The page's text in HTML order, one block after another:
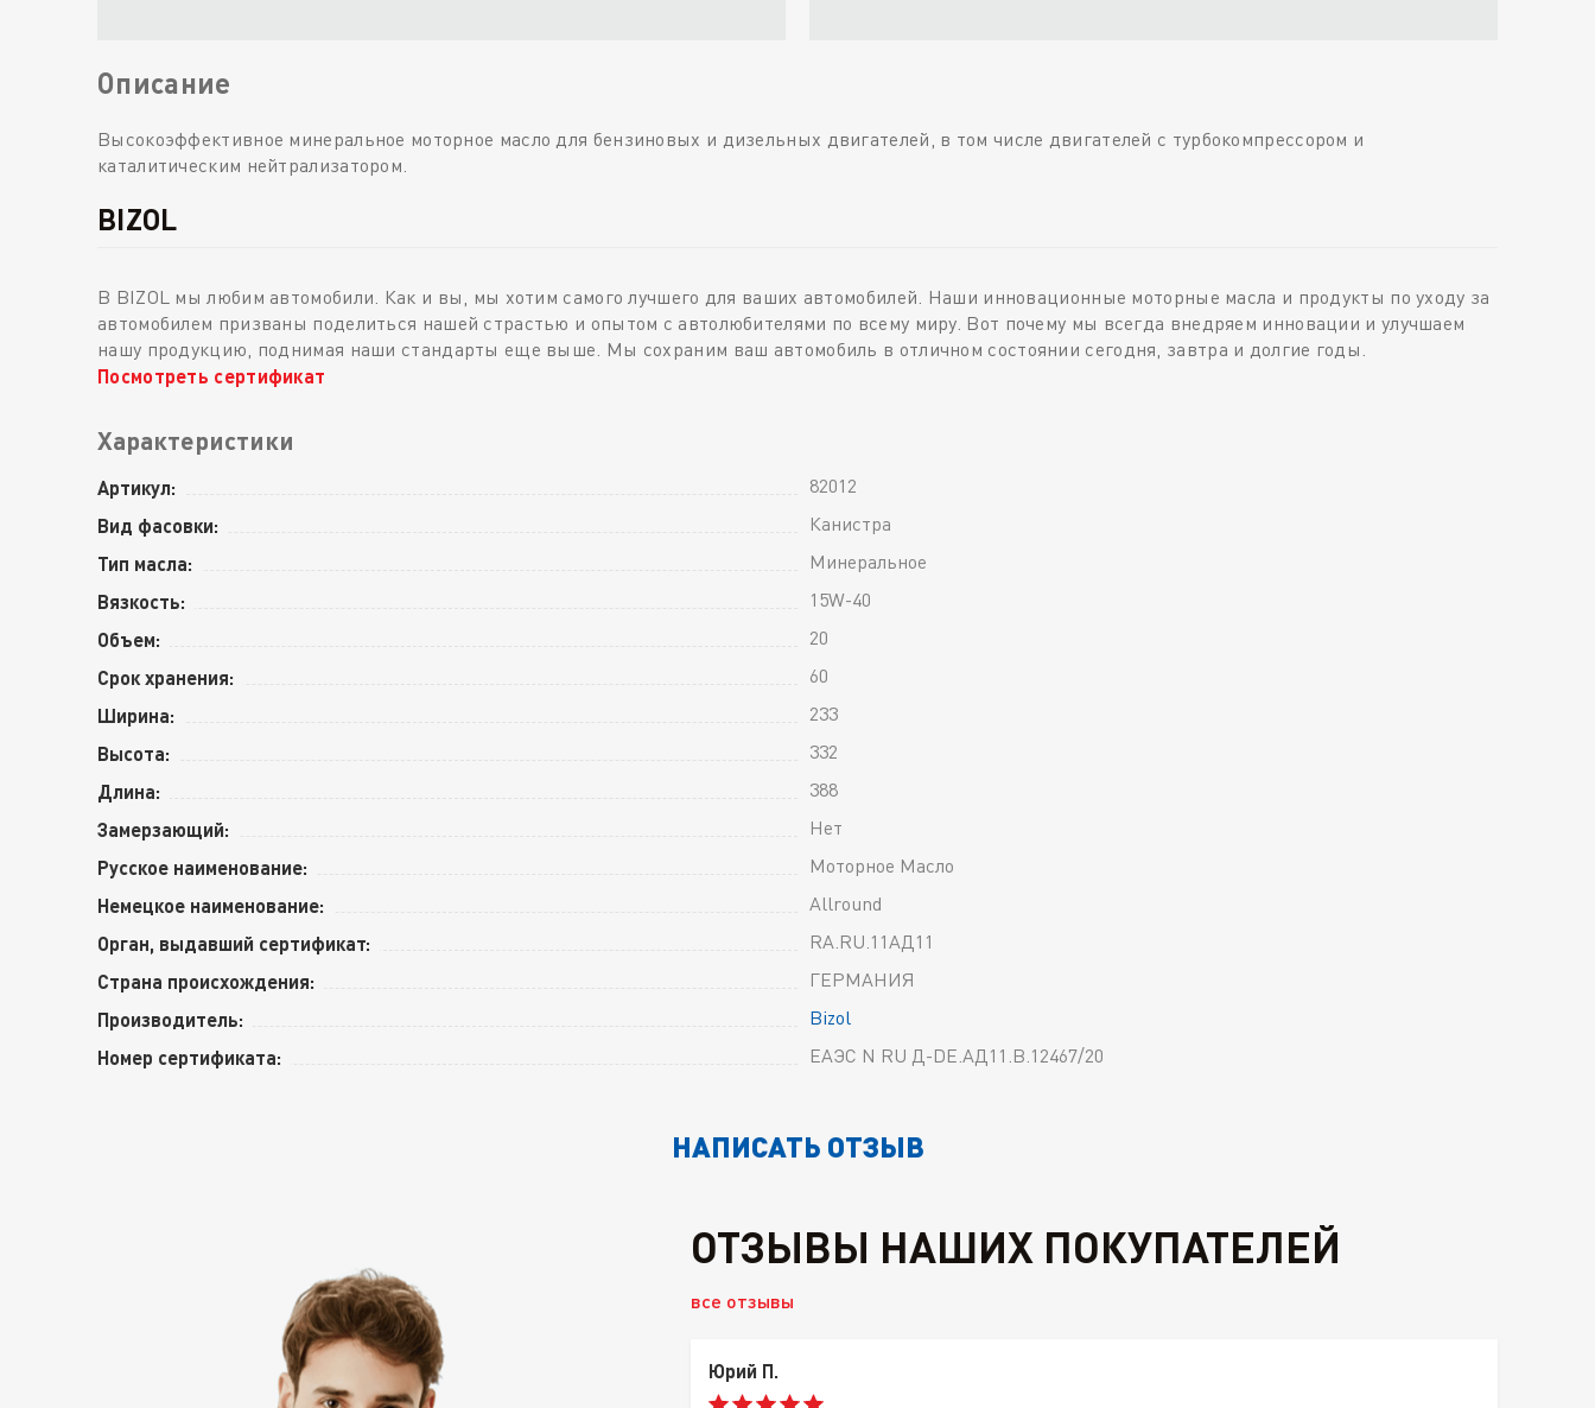
Описание
Высокоэффективное минеральное моторное масло для бензиновых и дизельных двигателей, в том числе двигателей с турбокомпрессором и
каталитическим нейтрализатором.
BIZOL
В BIZOL мы любим автомобили. Как и вы, мы хотим самого лучшего для ваших автомобилей. Наши инновационные моторные масла и продукты по уходу за
автомобилем призваны поделиться нашей страстью и опытом с автолюбителями по всему миру. Вот почему мы всегда внедряем инновации и улучшаем
нашу продукцию, поднимая наши стандарты еще выше. Мы сохраним ваш автомобиль в отличном состоянии сегодня, завтра и долгие годы.
Посмотреть сертификат
Характеристики
Артикул: 82012
Вид фасовки: Канистра
Тип масла: Минеральное
Вязкость: 15W-40
Объем: 20
Срок хранения: 60
Ширина: 233
Высота: 332
Длина: 388
Замерзающий: Нет
Русское наименование: Моторное Масло
Немецкое наименование: Allround
Орган, выдавший сертификат: RA.RU.11АД11
Страна происхождения: ГЕРМАНИЯ
Производитель: Bizol
Номер сертификата: ЕАЭС N RU Д-DE.АД11.В.12467/20
НАПИСАТЬ ОТЗЫВ
ОТЗЫВЫ НАШИХ ПОКУПАТЕЛЕЙ
все отзывы
Юрий П.